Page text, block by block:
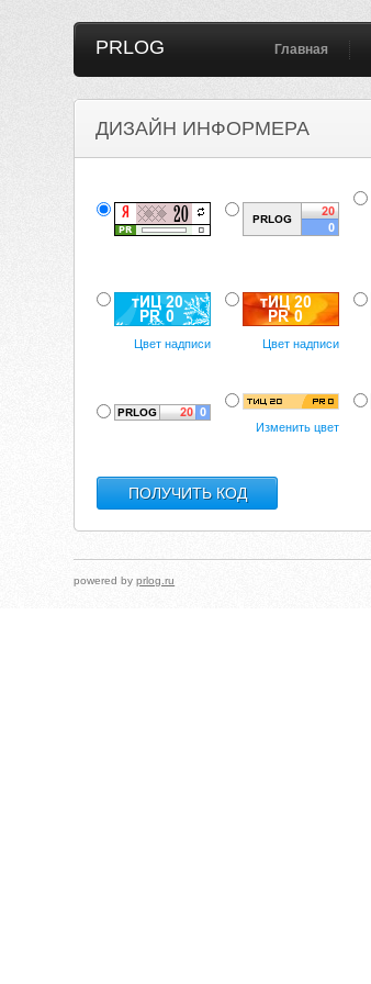
PRLOG Главная
ДИЗАЙН ИНФОРМЕРА
Цвет надписи Цвет надписи
Изменить цвет
powered byprlog.ru